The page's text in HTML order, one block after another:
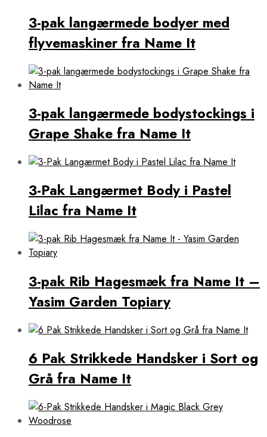
3-pak langærmede bodyer med
flyvemaskiner fra Name It
3-pak langærmede bodystockings i
Grape Shake fra Name It
3-Pak Langærmet Body i Pastel
Lilac fra Name It
3-pak Rib Hagesmæk fra Name It –
Yasim Garden Topiary
6 Pak Strikkede Handsker i Sort og
Grå fra Name It